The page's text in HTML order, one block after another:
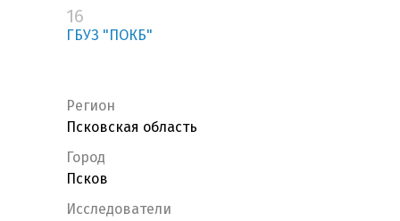
16
ГБУЗ "ПОКБ"
Регион
Псковская область
Город
Псков
Исследователи